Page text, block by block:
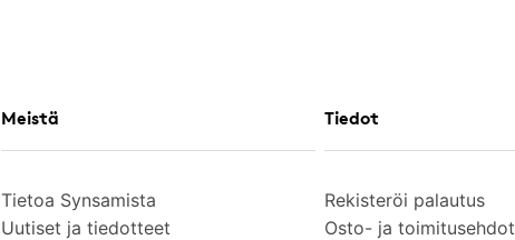
Meistä
Tietoa Synsamista
Uutiset ja tiedotteet
Tiedot
Rekisteröi palautus
Osto- ja toimitusehdot